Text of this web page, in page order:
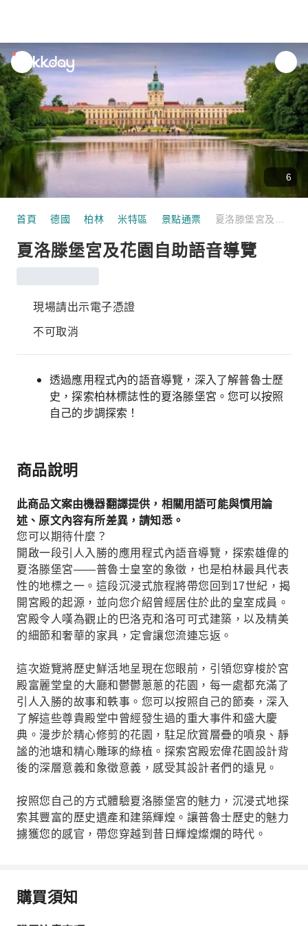
unread
notifications
6
首頁 德國 柏林 米特區 景點通票
夏洛滕堡宮及花園自助語音導覽
現場請出示電子憑證
不可取消
透過應用程式內的語音導覽，深入了解普魯士歷
史，探索柏林標誌性的夏洛滕堡宮。您可以按照
自己的步調探索！
商品說明
此商品文案由機器翻譯提供，相關用語可能與慣用論
述、原文內容有所差異，請知悉。
您可以期待什麼？
開啟一段引人入勝的應用程式內語音導覽，探索雄偉的
夏洛滕堡宮——普魯士皇室的象徵，也是柏林最具代表
性的地標之一。這段沉浸式旅程將帶您回到17世紀，揭
開宮殿的起源，並向您介紹曾經居住於此的皇室成員。
宮殿令人嘆為觀止的巴洛克和洛可可式建築，以及精美
的細節和奢華的家具，定會讓您流連忘返。
這次遊覽將歷史鮮活地呈現在您眼前，引領您穿梭於宮
殿富麗堂皇的大廳和鬱鬱蔥蔥的花園，每一處都充滿了
引人入勝的故事和軼事。您可以按照自己的節奏，深入
了解這些尊貴殿堂中曾經發生過的重大事件和盛大慶
典。漫步於精心修剪的花園，駐足欣賞層疊的噴泉、靜
謐的池塘和精心雕琢的綠植。探索宮殿宏偉花園設計背
後的深層意義和象徵意義，感受其設計者們的遠見。
按照您自己的方式體驗夏洛滕堡宮的魅力，沉浸式地探
索其豐富的歷史遺產和建築輝煌。讓普魯士歷史的魅力
擄獲您的感官，帶您穿越到昔日輝煌燦爛的時代。
購買須知